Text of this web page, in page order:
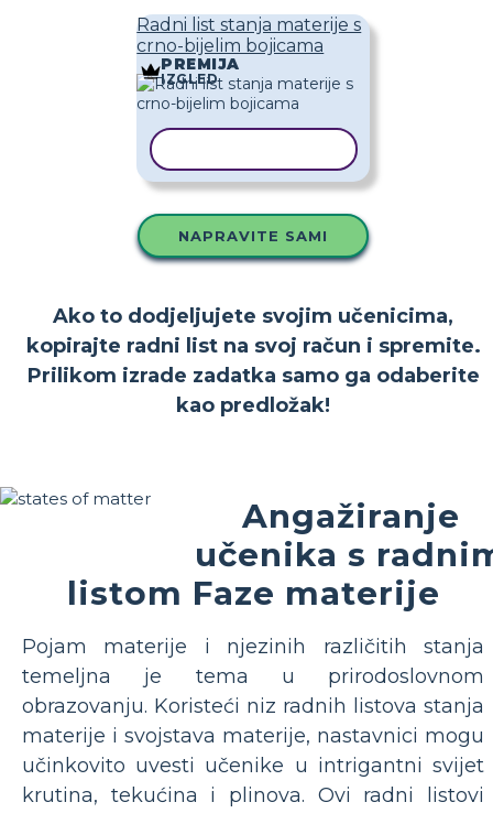
Radni list stanja materije s
crno-bijelim bojicama
PREMIJA
IZGLED
NAPRAVITE SAMI
Ako to dodjeljujete svojim učenicima,
kopirajte radni list na svoj račun i spremite.
Prilikom izrade zadatka samo ga odaberite
kao predložak!
Angažiranje
učenika s
listom Faze materije
Pojam materije i njezinih različitih stanja
temeljna je tema u prirodoslovnom
obrazovanju. Koristeći niz radnih listova stanja
materije i svojstava materije, nastavnici mogu
učinkovito uvesti učenike u intrigantni svijet
krutina, tekućina i plinova. Ovi radni listovi